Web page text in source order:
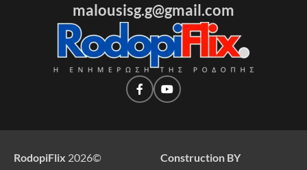
malousisg.g@gmail.com
RodopiFlix 2026© Construction BY